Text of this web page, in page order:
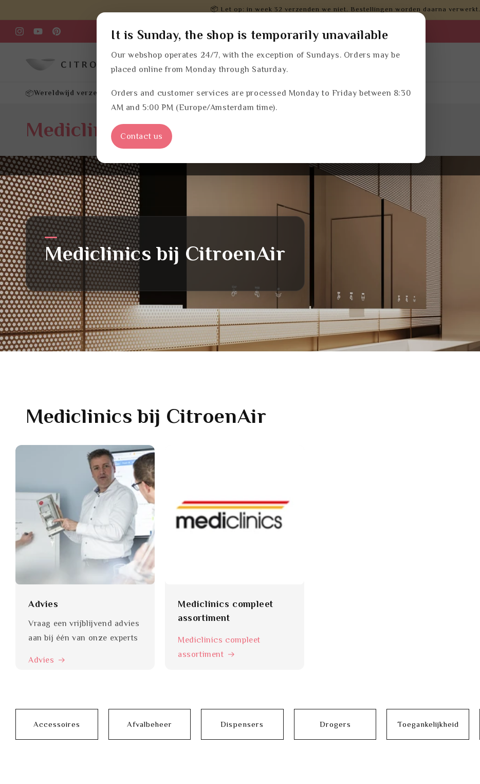
content
📦 Let op: in week 32 verzenden we niet. Bestellingen worden daarna verwerkt.
InstagramYouTubePinterest
📦Wereldwijd verzenden✔Offerte portaal✔Snellijst & prijsafspraken
Mediclinics
Mediclinics bij CitroenAir
Mediclinics bij CitroenAir
Link
Advies
Vraag een vrijblijvend advies
aan bij één van onze experts
Advies
Mediclinics compleet
assortiment
Mediclinics compleet
assortiment
Accessoires Afvalbeheer Dispensers Drogers Toegankelijkheid
It is Sunday, the shop is temporarily unavailable
Our webshop operates 24/7, with the exception of Sundays. Orders may be
placed online from Monday through Saturday.
Orders and customer services are processed Monday to Friday between 8:30
AM and 5:00 PM (Europe/Amsterdam time).
Contact us